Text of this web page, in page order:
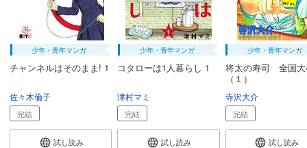
少年・青年マンガ
チャンネルはそのまま! 1
佐々木倫子
完結
試し読み
少年・青年マンガ
コタローは1人暮らし 1
津村マミ
完結
試し読み
少年・青年マンガ
将太の寿司 全国大
（１）
寺沢大介
完結
試し読み